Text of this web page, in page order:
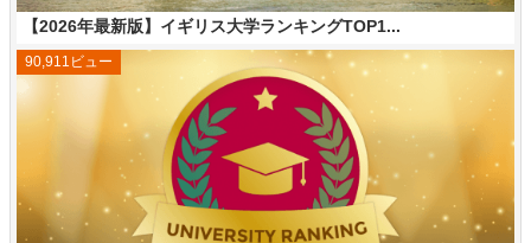
【2026年最新版】イギリス大学ランキングTOP1...
90,911ビュー